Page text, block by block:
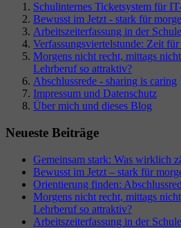
Schulinternes Ticketsystem für
Bewusst im Jetzt - stark für
Arbeitszeiterfassung in der
Verfassungsviertelstunde: Zeit
Morgens nicht recht, mittags
Lehrberuf so attraktiv?
Abschlussrede - sharing is caring
Impressum und Datenschutz
Über mich und dieses Blog
Neueste Beiträge
Gemeinsam stark: Was wirklich
Bewusst im Jetzt – stark für
Orientierung finden:
Morgens nicht recht, mittags
Lehrberuf so attraktiv?
Arbeitszeiterfassung in der